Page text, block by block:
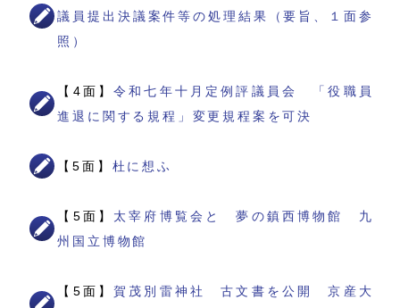
議員提出決議案件等の処理結果（要旨、１面参
照）
【4面】令和七年十月定例評議員会 「役職員
進退に関する規程」変更規程案を可決
【5面】 杜に想ふ
【5面】 太宰府博覧会と 夢の鎮西博物館 九
州国立博物館
【5面】賀茂別雷神社 古文書を公開 京産大